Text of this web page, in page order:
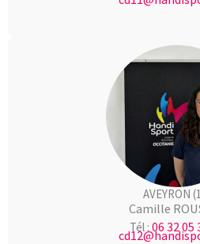
AVEYRON
Camille
Tél : 06 32 05